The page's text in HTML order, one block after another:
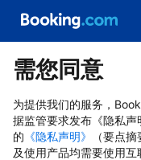
需您同意
为提供我们的服务，
据监管要求发布《隐私
的 《隐私声明》 （要点
及使用产品均需要使用